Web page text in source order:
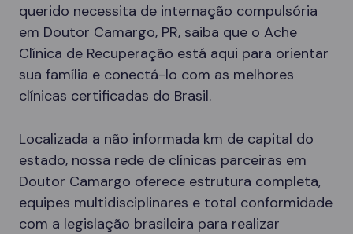
querido necessita de internação compulsória
em Doutor Camargo, PR, saiba que o Ache
Clínica de Recuperação está aqui para orientar
sua família e conectá-lo com as melhores
clínicas certificadas do Brasil.
Localizada a não informada km de capital do
estado, nossa rede de clínicas parceiras em
Doutor Camargo oferece estrutura completa,
equipes multidisciplinares e total conformidade
com a legislação brasileira para realizar